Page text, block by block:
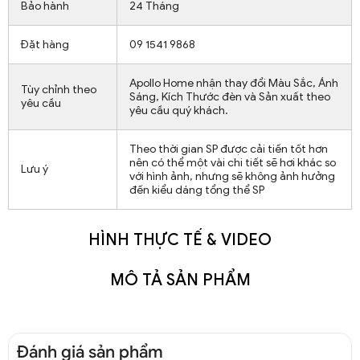
Bảo hành 24 Tháng
Đặt hàng 09 1541 9868
Tùy chỉnh theo
yêu cầu
Apollo Home nhận thay đổi Màu Sắc, Ánh
Sáng, Kích Thước đèn và Sản xuất theo
yêu cầu quý khách.
Lưu ý
Theo thời gian SP được cải tiến tốt hơn
nên có thể một vài chi tiết sẽ hơi khác so
với hình ảnh, nhưng sẽ không ảnh hưởng
đến kiểu dáng tổng thể SP
HÌNH THỰC TẾ & VIDEO
MÔ TẢ SẢN PHẨM
Đánh giá sản phẩm